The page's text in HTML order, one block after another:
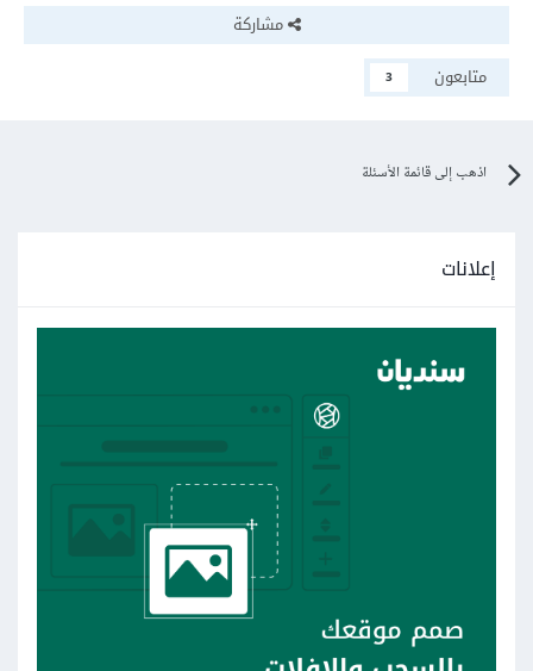
مشاركة
متابعون
3
اذهب إلى قائمة الأسئلة
إعلانات